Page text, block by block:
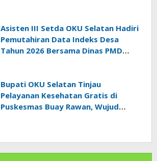
Asisten III Setda OKU Selatan Hadiri
Pemutahiran Data Indeks Desa
Tahun 2026 Bersama Dinas PMD
Bupati OKU Selatan Tinjau
Pelayanan Kesehatan Gratis di
Puskesmas Buay Rawan, Wujud